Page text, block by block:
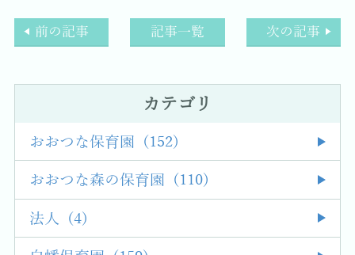
前の記事 記事一覧 次の記事
カテゴリ
おおつな保育園 (152)
おおつな森の保育園 (110)
法人 (4)